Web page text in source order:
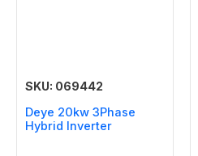
SKU: 069442
Deye 20kw 3Phase
Hybrid Inverter